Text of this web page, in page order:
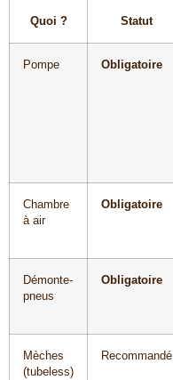
Quoi ? Statut
Pompe Obligatoire
Chambre
à air
Obligatoire
Démonte-
pneus
Obligatoire
Mèches
(tubeless)
Recommandé